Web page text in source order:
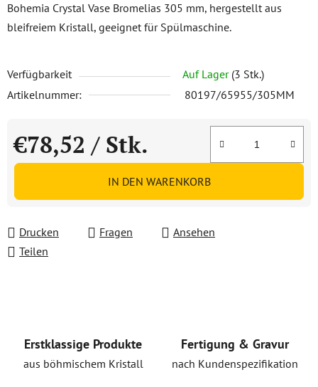
Bohemia Crystal Vase Bromelias 305 mm, hergestellt aus
bleifreiem Kristall, geeignet für Spülmaschine.
Verfügbarkeit Auf Lager (3 Stk.)
Artikelnummer:
80197/65955/305MM
€78,52 / Stk.
Verkaufspreis:
IN DEN WARENKORB
Drucken Fragen
Ansehen
Teilen
Erstklassige Produkte
aus böhmischem Kristall
Fertigung & Gravur
nach Kundenspezifikation